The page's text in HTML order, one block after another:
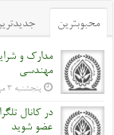
محبوبترین
مدارک و
مهندسی
پنجشنبه ۳ مهر ۱۳۹۳
در کانال
عضو شوید